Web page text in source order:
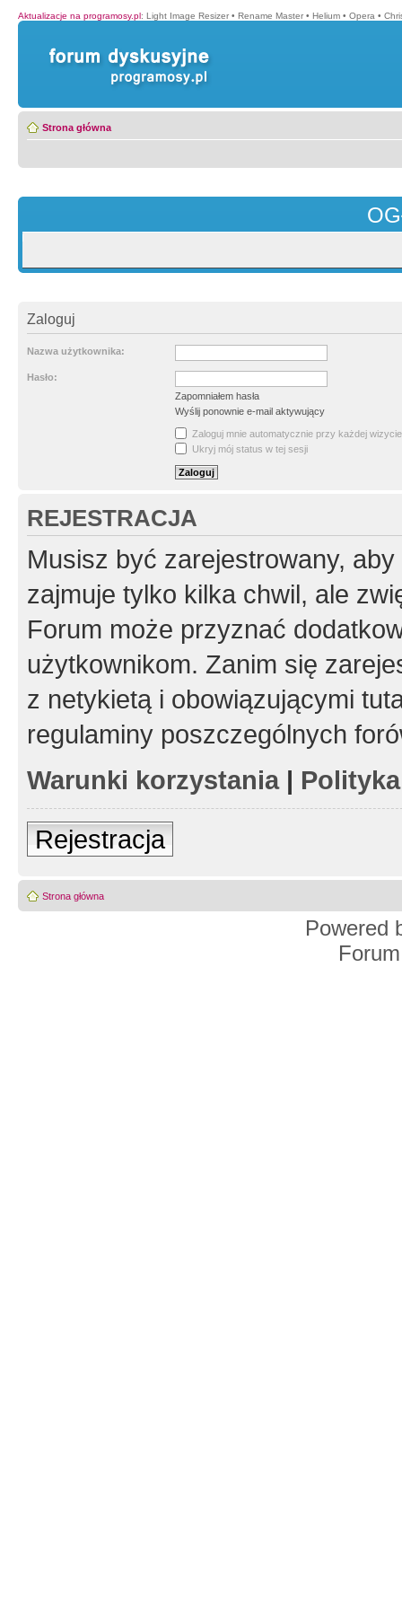
Aktualizacje na programosy.pl: Light Image Resizer • Rename Master • Helium • Opera •
Strona główna
Zaloguj
Nazwa użytkownika:
Hasło:
Zapomniałem hasła
Wyślij ponownie e-mail aktywujący
Zaloguj mnie automatycznie przy każdej wizycie
Ukryj mój status w tej sesji
REJESTRACJA
Musisz być zarejestrowany,
zajmuje tylko kilka chwil, ale
Forum może przyznać
użytkownikom. Zanim się
z netykietą i obowiązującymi
regulaminy poszczególnych
Warunki korzystania|
Rejestracja
Strona główna
Powered